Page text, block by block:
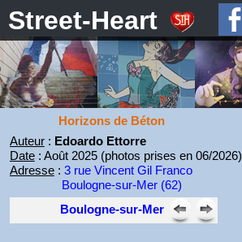
Street-Heart
Auteur: Edoardo Ettorre
Date: Août 2025 (photos prises en 06/2026)
Adresse: 3 rue Vincent Gil Franco
Boulogne-sur-Mer (62)
Boulogne-sur-Mer
Horizons de Béton